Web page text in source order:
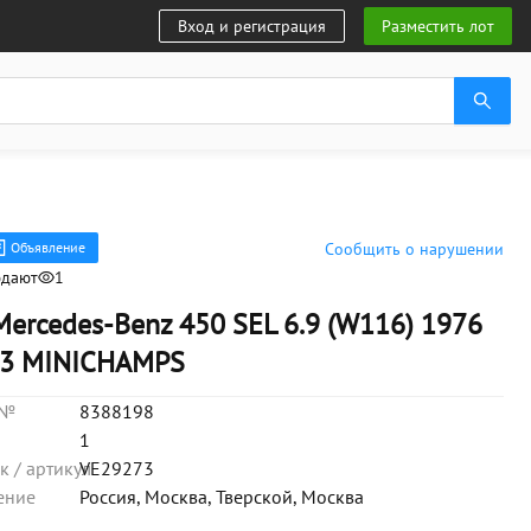
Вход и регистрация Разместить лот
Объявление
1
Сообщить о нарушении
Benz 450 SEL 6.9 (W116) 1976
MINICHAMPS
№
8388198
1
/ артикулVE29273
Россия, Москва, Тверской, Москва